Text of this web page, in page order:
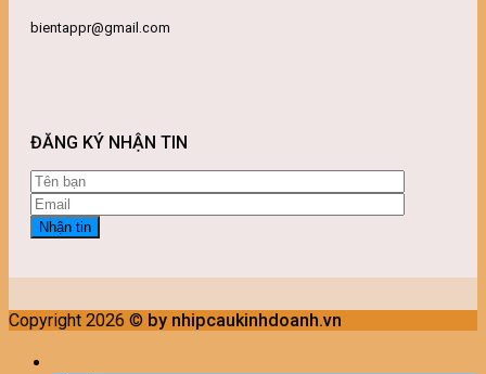
bientappr@gmail.com
ĐĂNG KÝ NHẬN TIN
Copyright 2026 © by nhipcaukinhdoanh.vn